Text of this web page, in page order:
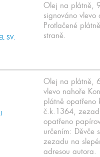
Olej na plátně,
signováno vlevo
Protlačené
straně.
Olej na plátně,
vlevo nahoře
plátně opatřeno
č.k.1364,
opatřeno
určením: Děvče
zezadu na
adresou autora.